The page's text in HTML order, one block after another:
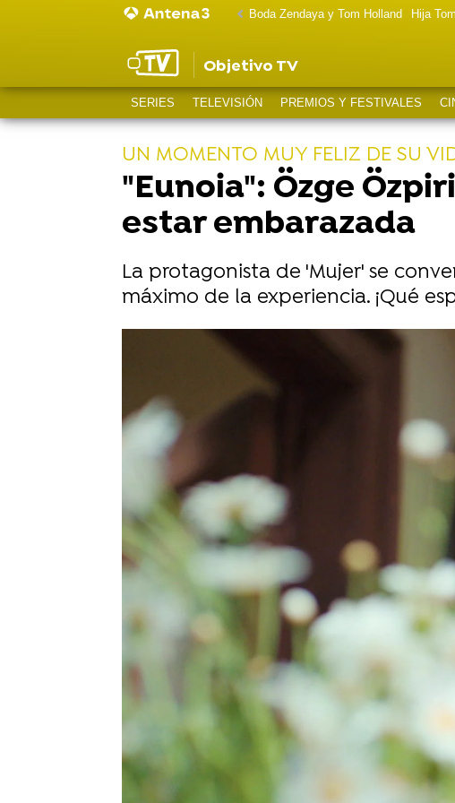
Boda Zendaya y Tom Holland Hija
Objetivo TV
SERIES TELEVISIÓN PREMIOS Y FESTIVALES
UN MOMENTO MUY FELIZ DE SU
"Eunoia": Özge
estar embarazada
La protagonista de 'Mujer' se
máximo de la experiencia. ¡Qué
Jessica Cánovas
Madrid
Publicado: 13 de septiembre de 2021, 14:35
Más información
"¿Algo que nunca
cambiará? Le amo":
las actrices
nuestro país
encuentra feliz